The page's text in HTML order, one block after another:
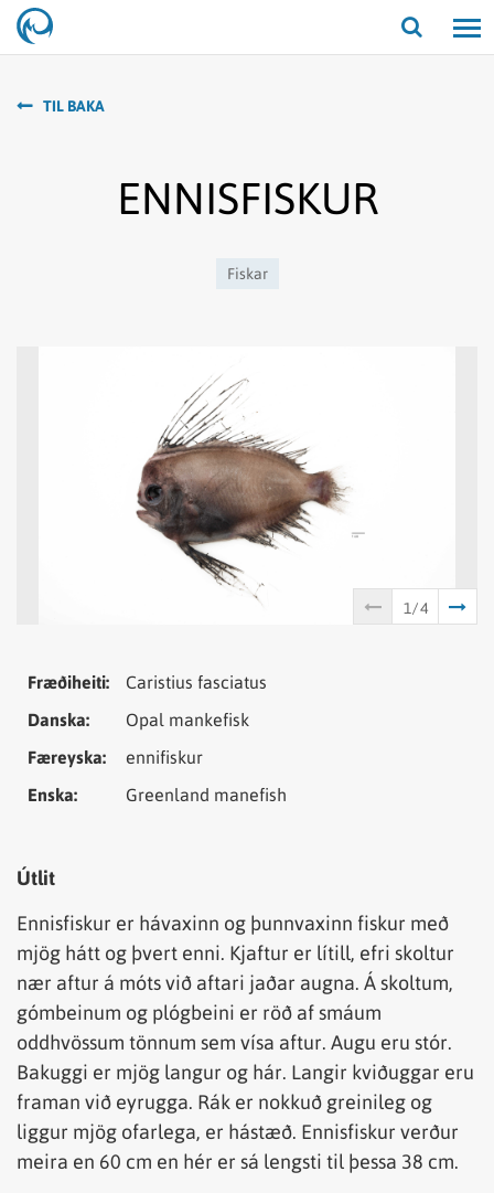
Opna/
TIL BAKA
ENNISFISKUR
Fiskar
Tungumál Samheiti
Fræðiheiti:
Caristius fasciatus
Danska:
Opal mankefisk
Færeyska:
ennifiskur
Enska:
Greenland manefish
Útlit
Ennisfiskur er hávaxinn og þunnvaxinn fiskur með
mjög hátt og þvert enni. Kjaftur er lítill, efri skoltur
nær aftur á móts við aftari jaðar augna. Á skoltum,
gómbeinum og plógbeini er röð af smáum
oddhvössum tönnum sem vísa aftur. Augu eru stór.
Bakuggi er mjög langur og hár. Langir kviðuggar eru
framan við eyrugga. Rák er nokkuð greinileg og
liggur mjög ofarlega, er hástæð. Ennisfiskur verður
meira en 60 cm en hér er sá lengsti til þessa 38 cm.